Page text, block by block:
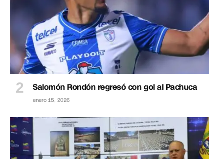
Salomón Rondón regresó con gol al Pachuca
enero 15, 2026